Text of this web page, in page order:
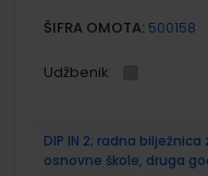
ŠIFRA OMOTA: 500158
Udžbenik
DIP IN 2; radna
osnovne škole, druga